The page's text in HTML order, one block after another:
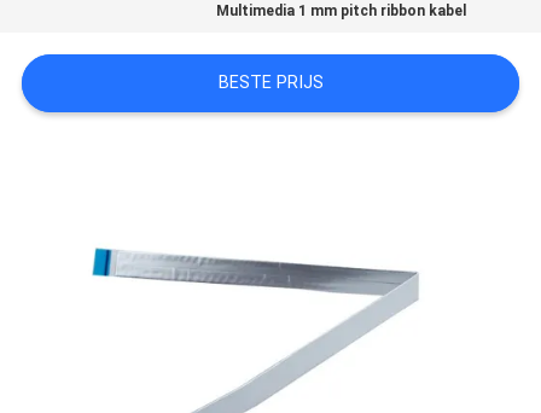
SITEMAP
Multimedia 1 mm pitch ribbon kabel
BESTE PRIJS